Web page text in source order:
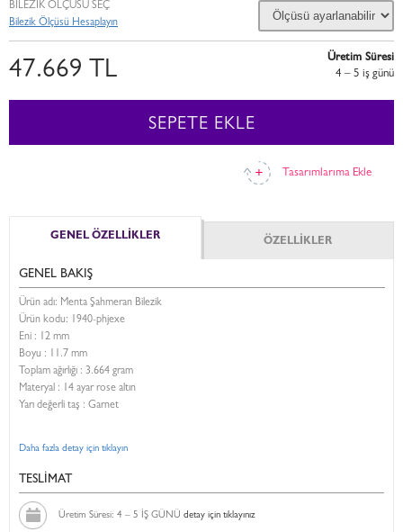
Tasarımlarıma Ekle
BİLEZİK ÖLÇÜSÜ SEÇ
Bilezik Ölçüsü Hesaplayın
47.669 TL
Üretim Süresi
4 – 5 i̇ş günü
SEPETE EKLE
GENEL ÖZELLİKLER ÖZELLİKLER
GENEL BAKIŞ
Ürün adı: Menta Şahmeran Bilezik
Ürün kodu: 1940-phjexe
Eni : 12 mm
Boyu : 11.7 mm
Toplam ağırlığı : 3.664 gram
Materyal : 14 ayar rose altın
Yarı değerli taş : Garnet
Daha fazla detay için tıklayın
TESLİMAT
Üretim Süresi: 4 – 5 İŞ GÜNÜ detay için tıklayınız